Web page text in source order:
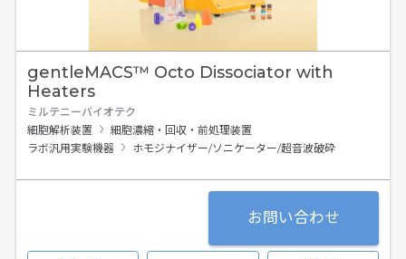
gentleMACS™ Octo Dissociator with
Heaters
ミルテニーバイオテク
細胞解析装置
細胞濃縮・回収・前処理装置
ラボ汎用実験機器
ホモジナイザー/ソニケーター/超音波破砕
お問い合わせ